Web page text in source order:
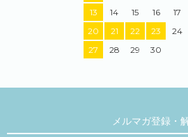
13
14 15 16 17
20
21 22 23 24
27
28 29 30
メルマガ登録・